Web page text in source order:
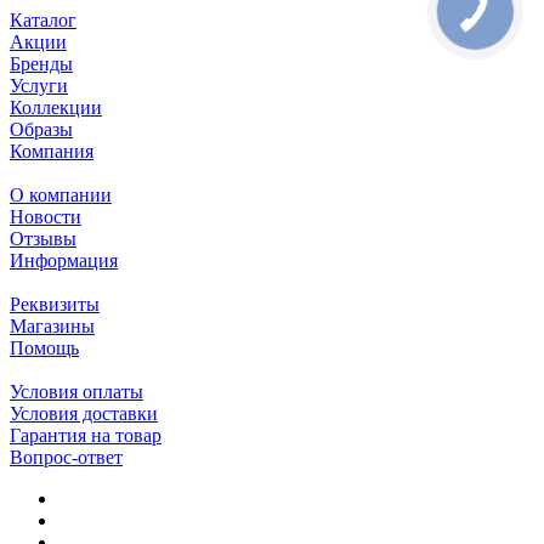
Каталог
Акции
Бренды
Услуги
Коллекции
Образы
Компания
О компании
Новости
Отзывы
Информация
Реквизиты
Магазины
Помощь
Условия оплаты
Условия доставки
Гарантия на товар
Вопрос-ответ